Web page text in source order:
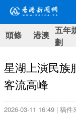
頭條 港澳 五年
劃
星湖上演民族
客流高峰
2026-03-11 16:49 | 稿